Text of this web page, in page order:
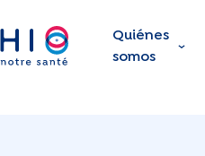
Quiénes
somos